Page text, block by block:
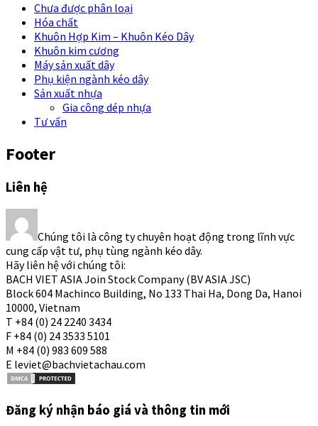
Chưa được phân loại
Hóa chất
Khuôn Hợp Kim – Khuôn Kéo Dây
Khuôn kim cương
Máy sản xuất dây
Phụ kiện ngành kéo dây
Sản xuất nhựa
Gia công dép nhựa
Tư vấn
Footer
Liên hệ
Chúng tôi là công ty chuyên hoạt động trong lĩnh vực
cung cấp vật tư, phụ tùng ngành kéo dây.
Hãy liên hệ với chúng tôi:
BACH VIET ASIA Join Stock Company (BV ASIA JSC)
Block 604 Machinco Building, No 133 Thai Ha, Dong Da, Hanoi
10000, Vietnam
T +84 (0) 24 2240 3434
F +84 (0) 24 3533 5101
M +84 (0) 983 609 588
E leviet@bachvietachau.com
Đăng ký nhận báo giá và thông tin mới